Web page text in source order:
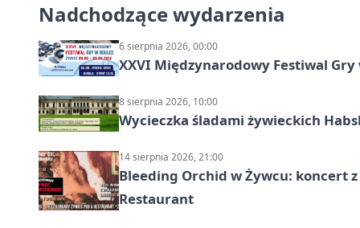
Nadchodzące wydarzenia
6 sierpnia 2026, 00:00
XXVI Międzynarodowy Festiwal Gry
8 sierpnia 2026, 10:00
Wycieczka śladami żywieckich
14 sierpnia 2026, 21:00
Bleeding Orchid w Żywcu: koncert
Restaurant